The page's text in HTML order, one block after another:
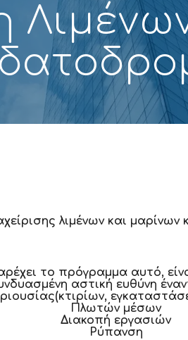
λιμένων και
το πρόγραμμα αυτό,
αστική ευθύνη
Πλωτών μέσων
Διακοπή εργασιών
Ρύπανση